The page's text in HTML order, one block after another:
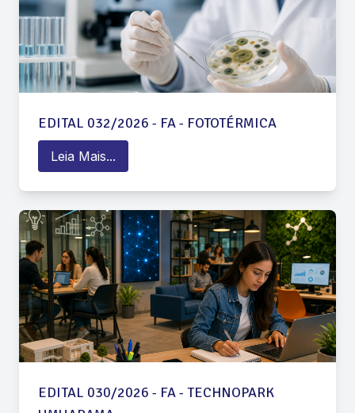
EDITAL 032/2026 - FA - FOTOTÉRMICA
Leia Mais...
EDITAL 030/2026 - FA - TECHNOPARK